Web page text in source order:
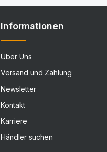
Informationen
Über Uns
Versand und Zahlung
Newsletter
Kontakt
Karriere
Händler suchen